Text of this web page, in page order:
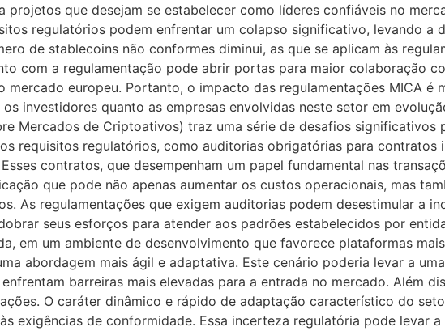
projetos que desejam se estabelecer como líderes confiáveis no
regulatórios podem enfrentar um colapso significativo, levando
de stablecoins não conformes diminui, as que se aplicam às
com a regulamentação pode abrir portas para maior colaboração
mercado europeu. Portanto, o impacto das regulamentações MICA
investidores quanto as empresas envolvidas neste setor em
Mercados de Criptoativos) traz uma série de desafios
requisitos regulatórios, como auditorias obrigatórias para
contratos, que desempenham um papel fundamental nas
que pode não apenas aumentar os custos operacionais, mas
As regulamentações que exigem auditorias podem desestimular a
seus esforços para atender aos padrões estabelecidos por
em um ambiente de desenvolvimento que favorece plataformas
abordagem mais ágil e adaptativa. Este cenário poderia levar a
barreiras mais elevadas para a entrada no mercado. Além
O caráter dinâmico e rápido de adaptação característico do
exigências de conformidade. Essa incerteza regulatória pode levar